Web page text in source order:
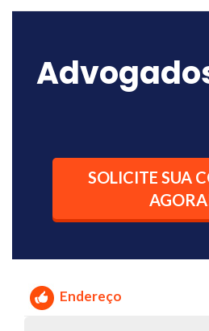
SOLICITE SUA
Endereço